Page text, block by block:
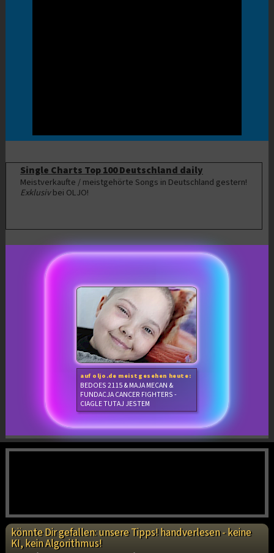
Single Charts Top 100 Deutschland daily
Meistverkaufte / meistgehörte Songs in Deutschland gestern!
Exklusivbei OLJO!
auf oljo.de meistgesehen heute:
BEDOES 2115 & MAJA MECAN &
FUNDACJA CANCER FIGHTERS -
CIAGLE TUTAJ JESTEM
könnte Dir gefallen: unsere Tipps! handverlesen - keine
KI, kein Algorithmus!